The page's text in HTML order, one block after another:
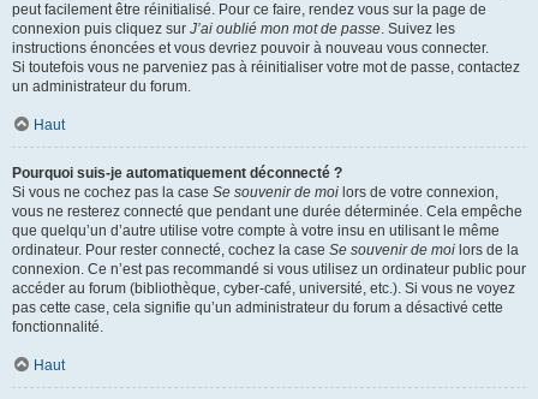
peut facilement être réinitialisé. Pour ce faire, rendez vous sur la page de
connexion puis cliquez sur J’ai oublié mon mot de passe. Suivez les
instructions énoncées et vous devriez pouvoir à nouveau vous connecter.
Si toutefois vous ne parveniez pas à réinitialiser votre mot de passe, contactez
un administrateur du forum.
Haut
Pourquoi suis-je automatiquement déconnecté ?
Si vous ne cochez pas la case Se souvenir de moi lors de votre connexion,
vous ne resterez connecté que pendant une durée déterminée. Cela empêche
que quelqu’un d’autre utilise votre compte à votre insu en utilisant le même
ordinateur. Pour rester connecté, cochez la case Se souvenir de moi lors de la
connexion. Ce n’est pas recommandé si vous utilisez un ordinateur public pour
accéder au forum (bibliothèque, cyber-café, université, etc.). Si vous ne voyez
pas cette case, cela signifie qu’un administrateur du forum a désactivé cette
fonctionnalité.
Haut